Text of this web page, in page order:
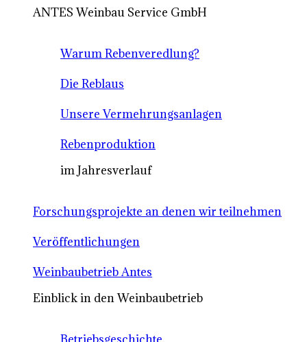
ANTES Weinbau Service GmbH
Warum Rebenveredlung?
Die Reblaus
Unsere Vermehrungsanlagen
Rebenproduktion
im Jahresverlauf
Forschungsprojekte an denen wir teilnehmen
Veröffentlichungen
Weinbaubetrieb Antes
Einblick in den Weinbaubetrieb